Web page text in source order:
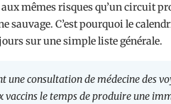
aux mêmes risques qu’un circuit
sauvage. C’est pourquoi le
sur une simple liste générale.
une consultation de médecine des
vaccins le temps de produire une